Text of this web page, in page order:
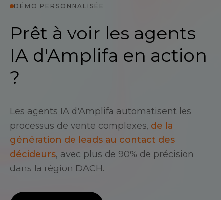
DÉMO PERSONNALISÉE
Prêt à voir les agents
IA d'Amplifa en action
?
Les agents IA d'Amplifa automatisent les
processus de vente complexes, de la
génération de leads au contact des
décideurs, avec plus de 90% de précision
dans la région DACH.